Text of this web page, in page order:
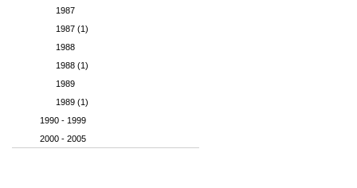
1987
1987 (1)
1988
1988 (1)
1989
1989 (1)
1990 - 1999
2000 - 2005